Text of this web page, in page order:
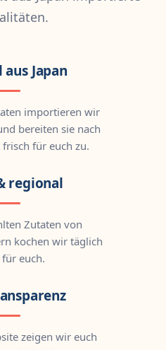
Japan
importieren wir
bereiten sie nach
für euch zu.
regional
Zutaten von
kochen wir täglich
euch.
zeigen wir euch